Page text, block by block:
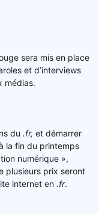
sera mis en place
et d’interviews
médias.
du .fr, et démarrer
la fin du printemps
numérique »,
plusieurs prix seront
internet en .fr.